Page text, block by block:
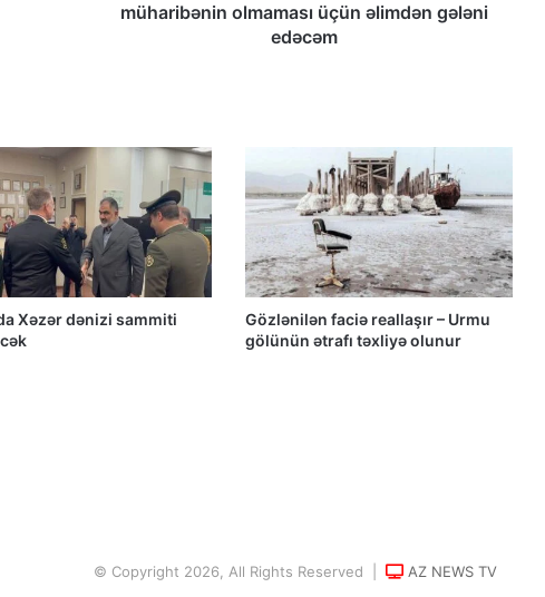
“Əlilliyi olan qaçqın qadınların həyat
hekayələri”
Azərbaycanlı məhbuslar Evin
həbsxanasında eyləm keçiriblər
Qacar Şahlarının İtən Qəbirləri və Gizli
Vəsiyyətnamə — Princess Məryəm
Ekber Lekestani | İranlı–Amerikalı
bağımsız gazeteci
müharibənin olmaması üçün əlimdən gələni
edəcəm
Xəzər dənizi sammiti
Gözlənilən faciə reallaşır – Urmu
gölünün ətrafı təxliyə olunur
© Copyright 2026, All Rights Reserved | AZ NEWS TV